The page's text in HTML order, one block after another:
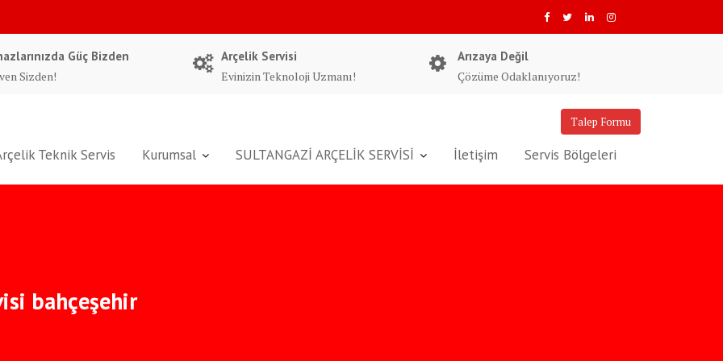
Güç Bizden
Sizden!
Arçelik Servisi
Evinizin Teknoloji Uzmanı!
Arızaya Değil
Çözüme Odaklanıyoruz!
Talep Formu
Teknik Servis Kurumsal SULTANGAZİ ARÇELİK SERVİSİ İletişim Servis Bölgeleri
bahçeşehir